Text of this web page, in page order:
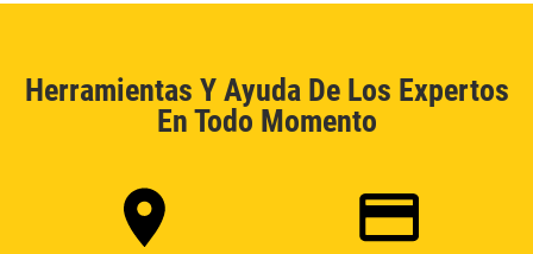
Herramientas Y Ayuda De Los Expertos
En Todo Momento